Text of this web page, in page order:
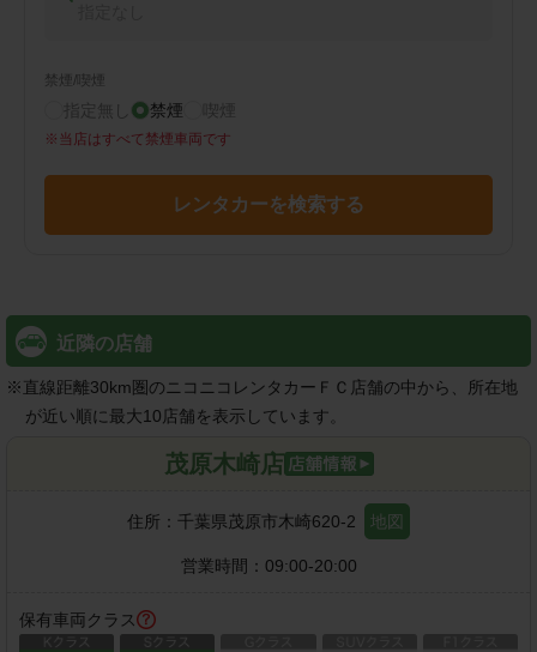
禁煙/喫煙
指定無し 禁煙 喫煙
※ 当店はすべて禁煙車両です
レンタカーを検索する
近隣の店舗
※直線距離30km圏のニコニコレンタカーＦＣ店舗の中から、所在地
が近い順に最大10店舗を表示しています。
茂原木崎店
住所： 千葉県茂原市木崎620-2 地図
営業時間： 09:00-20:00
保有車両クラス